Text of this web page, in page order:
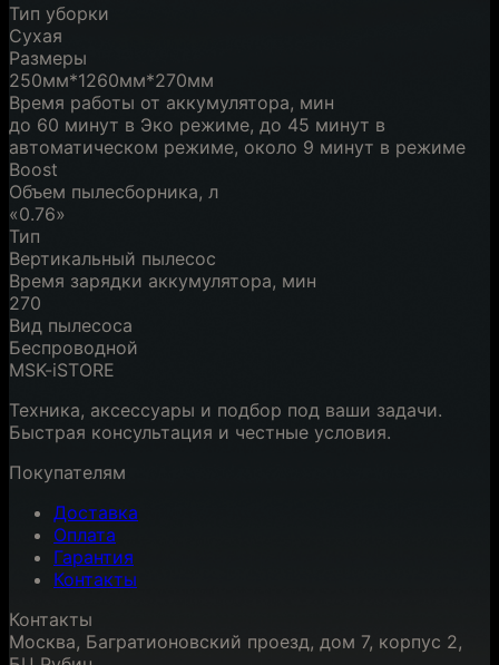
Тип уборки
Сухая
Размеры
250мм*1260мм*270мм
Время работы от аккумулятора, мин
до 60 минут в Эко режиме, до 45 минут в
автоматическом режиме, около 9 минут в режиме
Boost
Объем пылесборника, л
«0.76»
Тип
Вертикальный пылесос
Время зарядки аккумулятора, мин
270
Вид пылесоса
Беспроводной
MSK-iSTORE
Техника, аксессуары и подбор под ваши задачи.
Быстрая консультация и честные условия.
Покупателям
Доставка
Оплата
Гарантия
Контакты
Контакты
Москва, Багратионовский проезд, дом 7, корпус 2,